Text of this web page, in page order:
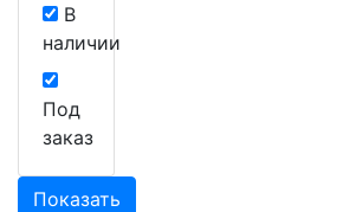
В
наличии
Под
заказ
Показать